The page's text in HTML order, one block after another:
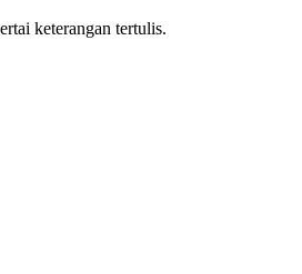
keterangan tertulis.